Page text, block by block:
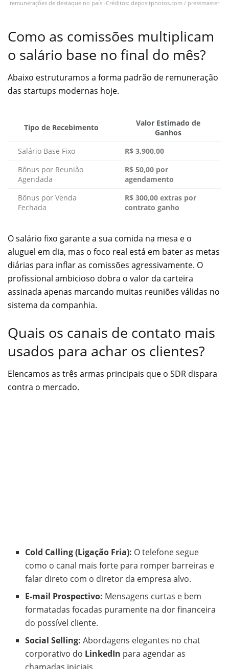
remunerações de destaque no país -Créditos: depositphotos.com / pressmaster
Como as comissões multiplicam
o salário base no final do mês?
Abaixo estruturamos a forma padrão de remuneração
das startups modernas hoje.
Tipo de Recebimento
Valor Estimado de
Ganhos
Salário Base Fixo
R$ 3.900,00
Bônus por Reunião
Agendada
R$ 50,00 por
agendamento
Bônus por Venda
Fechada
R$ 300,00 extras por
contrato ganho
O salário fixo garante a sua comida na mesa e o
aluguel em dia, mas o foco real está em bater as metas
diárias para inflar as comissões agressivamente. O
profissional ambicioso dobra o valor da carteira
assinada apenas marcando muitas reuniões válidas no
sistema da companhia.
Quais os canais de contato mais
usados para achar os clientes?
Elencamos as três armas principais que o SDR dispara
contra o mercado.
Cold Calling (Ligação Fria): O telefone segue
como o canal mais forte para romper barreiras e
falar direto com o diretor da empresa alvo.
E-mail Prospectivo: Mensagens curtas e bem
formatadas focadas puramente na dor financeira
do possível cliente.
Social Selling: Abordagens elegantes no chat
corporativo do LinkedIn para agendar as